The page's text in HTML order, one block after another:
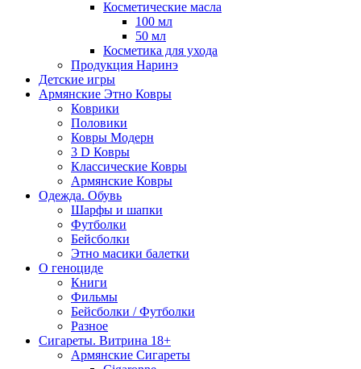
Косметические масла
100 мл
50 мл
Косметика для ухода
Продукция Наринэ
Детские игры
Армянские Этно Ковры
Коврики
Половики
Ковры Модерн
3 D Ковры
Классические Ковры
Армянские Ковры
Одежда. Обувь
Шарфы и шапки
Футболки
Бейсболки
Этно масики балетки
О геноциде
Книги
Фильмы
Бейсболки / Футболки
Разное
Сигареты. Витрина 18+
Армянские Сигареты